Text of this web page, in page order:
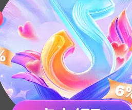
请求。
卡等。
消费，如购买玉币才会正常计算。